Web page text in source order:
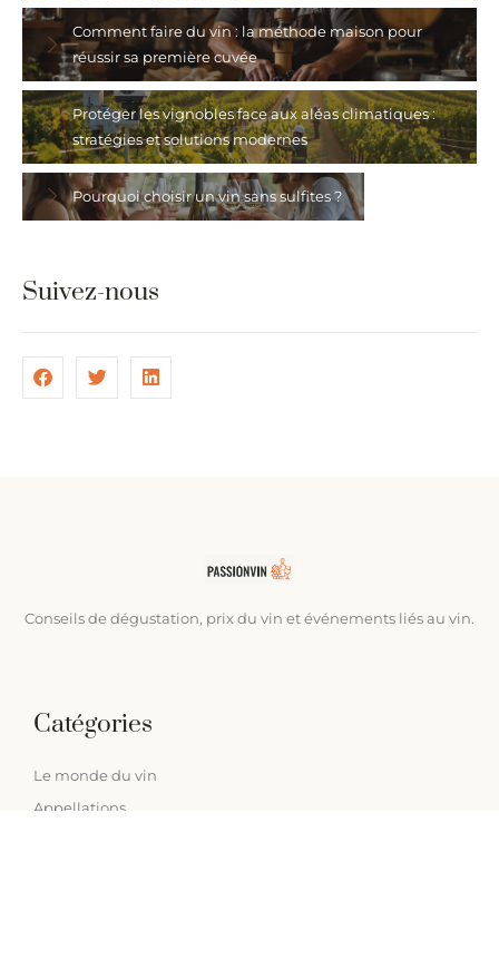
Comment faire du vin : la méthode maison pour
réussir sa première cuvée
Protéger les vignobles face aux aléas climatiques :
stratégies et solutions modernes
Pourquoi choisir un vin sans sulfites ?
Suivez-nous
Conseils de dégustation, prix du vin et événements liés au vin.
Catégories
Le monde du vin
Appellations